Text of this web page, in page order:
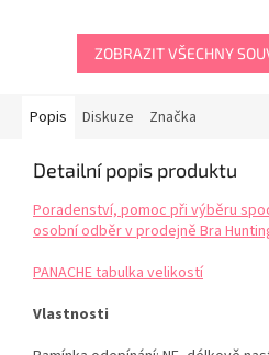
ZOBRAZIT VŠECHNY
Popis Diskuze Značka
Detailní popis produktu
Poradenství, pomoc při výběru
osobní odběr v prodejně Bra
PANACHE tabulka velikostí
Vlastnosti